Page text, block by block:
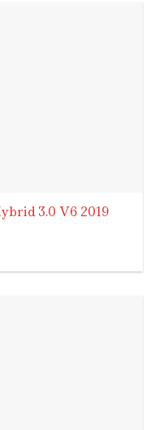
3.0 V6 2019